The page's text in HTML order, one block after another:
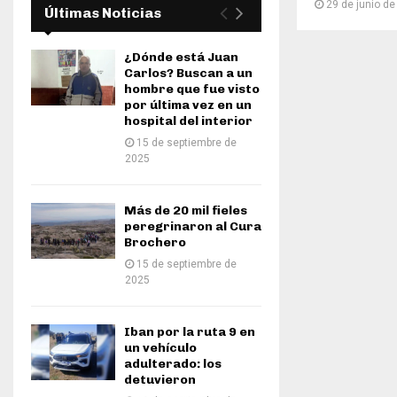
29 de junio
Últimas Noticias
¿Dónde está Juan
Carlos? Buscan a un
hombre que fue visto
por última vez en un
hospital del interior
15 de septiembre de
2025
Más de 20 mil fieles
peregrinaron al Cura
Brochero
15 de septiembre de
2025
Iban por la ruta 9 en
un vehículo
adulterado: los
detuvieron